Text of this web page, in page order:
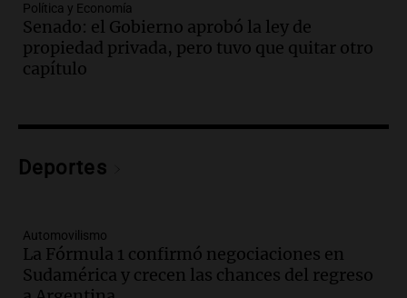
Panorama Federal
Episodios
Audio.Se atrincheró la intendenta
interina de Villa Santa Cruz del Lago
Audio.
Noticias
Episodios
Audio.La Rioja inicia pago de bonos y
Política y Economía
Senado: el Gobierno aprobó la ley de
propiedad privada, pero tuvo que quitar otro
capítulo
Deportes
Automovilismo
La Fórmula 1 confirmó negociaciones en
Sudamérica y crecen las chances del regreso